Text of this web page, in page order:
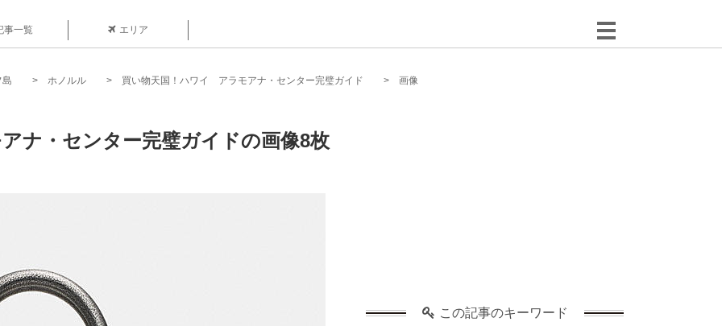
事一覧 エリア
島 ホノルル 買い物天国！ハワイ アラモアナ・センター完璧ガイド 画像
ナ・センター完璧ガイドの画像8枚
この記事のキーワード